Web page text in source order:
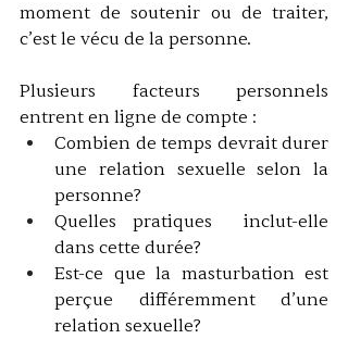
moment de soutenir ou de traiter,
c’est le vécu de la personne.
Plusieurs facteurs personnels
entrent en ligne de compte :
Combien de temps devrait durer
une relation sexuelle selon la
personne?
Quelles pratiques  inclut-elle
dans cette durée?
Est-ce que la masturbation est
perçue différemment d’une
relation sexuelle?